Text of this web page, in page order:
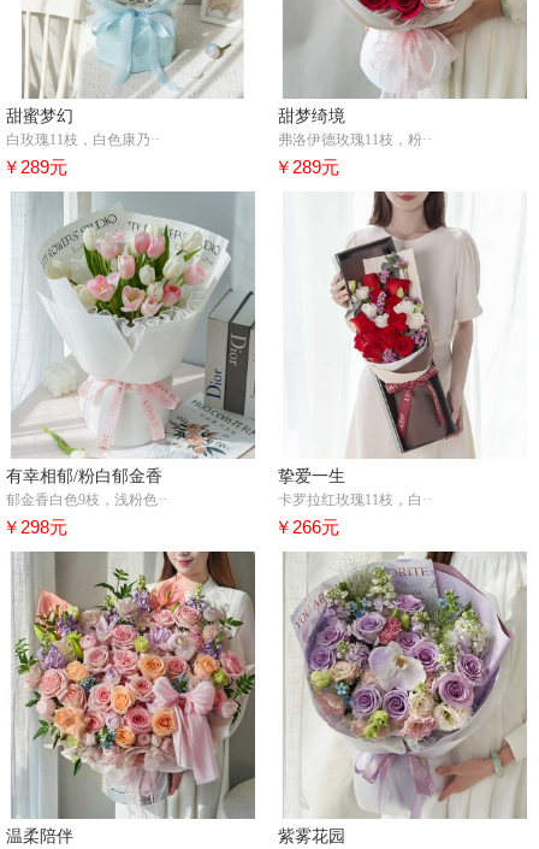
甜蜜梦幻
白玫瑰11枝，白色康乃··
￥289元
甜梦绮境
弗洛伊德玫瑰11枝，粉··
￥289元
有幸相郁/粉白郁金香
郁金香白色9枝，浅粉色··
￥298元
挚爱一生
卡罗拉红玫瑰11枝，白··
￥266元
温柔陪伴 紫雾花园